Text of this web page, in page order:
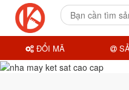
ĐỔI MÃ